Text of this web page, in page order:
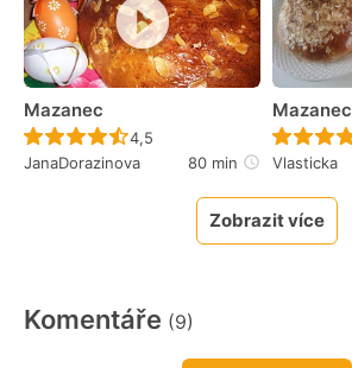
Mazanec
Recept ještě nebyl hodnocen
4,5
JanaDorazinova
80 min
Mazanec
Vlasticka
Zobrazit více
Komentáře (9)